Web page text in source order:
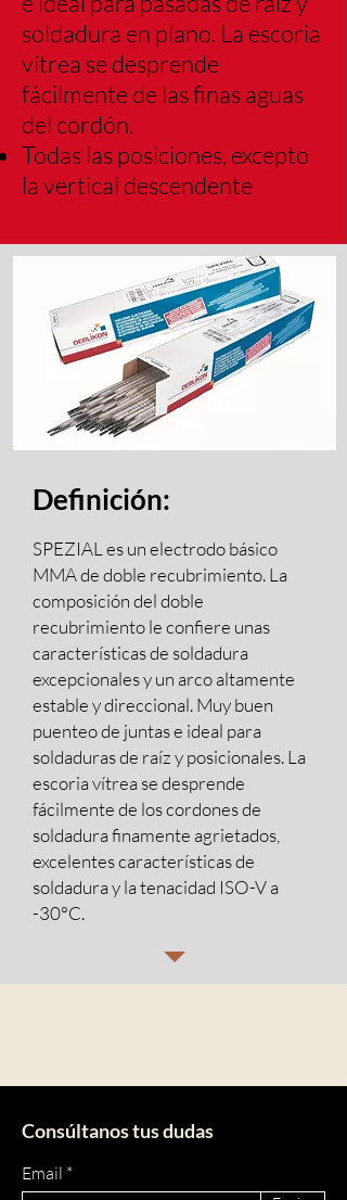
soldadura en plano. La escoria
vítrea se desprende
fácilmente de las finas aguas
del cordón.
Todas las posiciones, excepto
la vertical descendente
Definición:
SPEZIAL es un electrodo básico
MMA de doble recubrimiento. La
composición del doble
recubrimiento le confiere unas
características de soldadura
excepcionales y un arco altamente
estable y direccional. Muy buen
puenteo de juntas e ideal para
soldaduras de raíz y posicionales. La
escoria vítrea se desprende
fácilmente de los cordones de
soldadura finamente agrietados,
excelentes características de
soldadura y la tenacidad ISO-V a
-30°C.
Consúltanos tus dudas
Email